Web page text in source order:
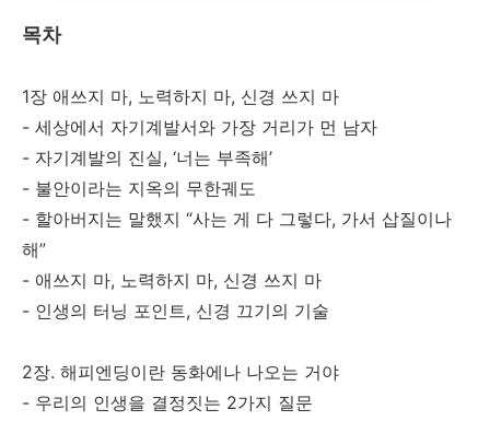
목차
1장 애쓰지 마, 노력하지 마, 신경 쓰지 마
- 세상에서 자기계발서와 가장 거리가 먼 남자
- 자기계발의 진실, ‘너는 부족해’
- 불안이라는 지옥의 무한궤도
- 할아버지는 말했지 “사는 게 다 그렇다, 가서 삽질이나
해”
- 애쓰지 마, 노력하지 마, 신경 쓰지 마
- 인생의 터닝 포인트, 신경 끄기의 기술
2장. 해피엔딩이란 동화에나 나오는 거야
- 우리의 인생을 결정짓는 2가지 질문